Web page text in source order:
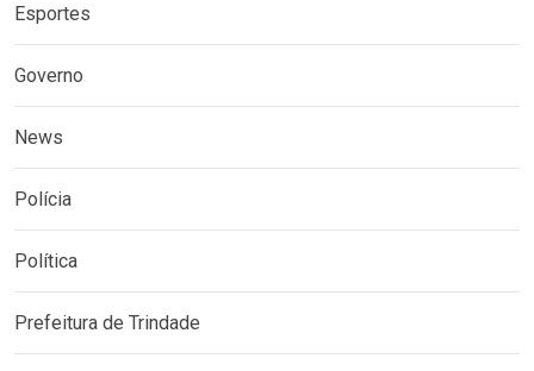
Esportes
Governo
News
Polícia
Política
Prefeitura de Trindade